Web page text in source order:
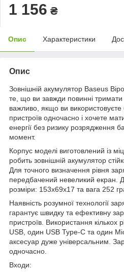
1 156 ₴
Опис Характеристики
Опис
Зовнішній акумулятор Baseus
те, що ви завжди повинні
важливо, якщо ви використовуєте
пристроїв одночасно і хочете
енергії без ризику розрядження
момент.
Корпус моделі виготовлений із
робить зовнішній акумулятор
Для точного визначення рівня
передбачений невеликий екран.
розміри: 153х69х17 та вага 252
Наявність розумної технології
гарантує швидку та ефективну
пристроїв. Використання кількох
USB, один USB Type-C та один
аксесуар дуже універсальним.
одночасно.
Входи: